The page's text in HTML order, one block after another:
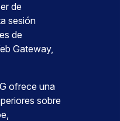
de
sesión
de
Gateway,
ofrece una
sobre